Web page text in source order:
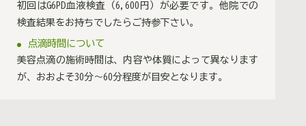
初回はG6PD血液検査（6,600円）が必要です。他院での
検査結果をお持ちでしたらご持参下さい。
点滴時間について
美容点滴の施術時間は、内容や体質によって異なります
が、おおよそ30分〜60分程度が目安となります。